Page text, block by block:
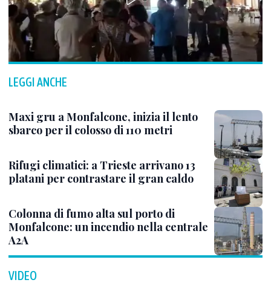
LEGGI ANCHE
Maxi gru a Monfalcone, inizia il lento
sbarco per il colosso di 110 metri
Rifugi climatici: a Trieste arrivano 13
platani per contrastare il gran caldo
Colonna di fumo alta sul porto di
Monfalcone: un incendio nella centrale
A2A
VIDEO